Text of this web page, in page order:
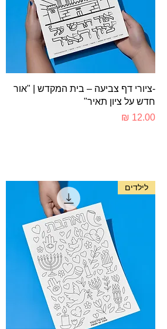
תצוגה מהירה
-ציורי דף צביעה – בית המקדש | "אור
חדש על ציון תאיר"
מחיר‏12.00 ‏₪
לילדים